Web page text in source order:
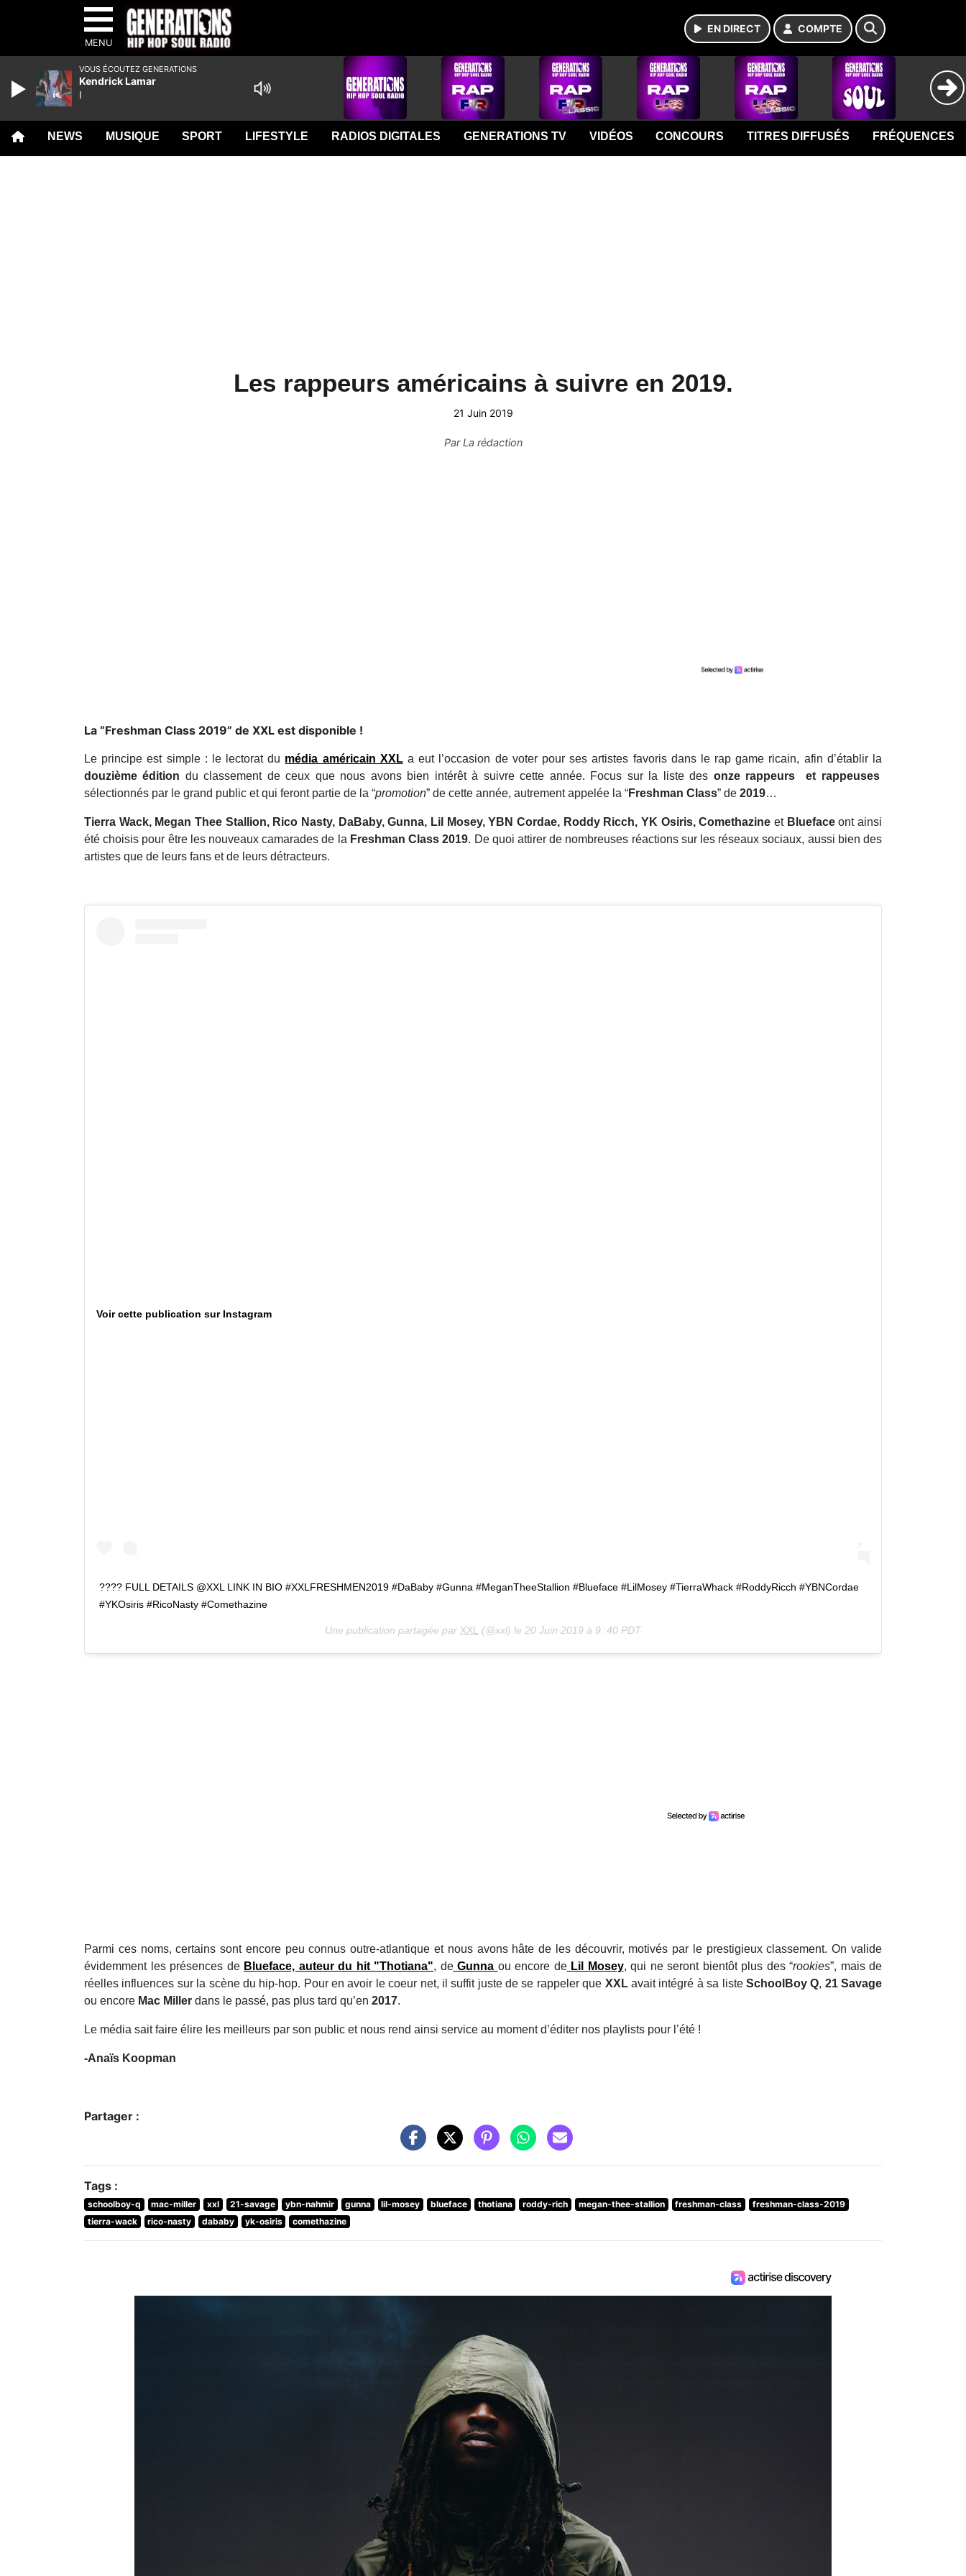
MENU
EN DIRECT COMPTE
NEWS MUSIQUE SPORT LIFESTYLE RADIOS DIGITALES GENERATIONS TV VIDÉOS CONCOURS TITRES DIFFUSÉS FRÉQUENCES
Les rappeurs américains à suivre en 2019.
21 Juin 2019
ParLa rédaction
La “Freshman Class 2019” de XXL est disponible !
Le principe est simple : le lectorat du média américain XXLa eut l’occasion de voter pour ses artistes favoris dans le rap game ricain, afin d’établir la
douzième édition du classement de ceux que nous avons bien intérêt à suivre cette année. Focus sur la liste des onze rappeurs et rappeuses
sélectionnés par le grand public et qui feront partie de la “promotion” de cette année, autrement appelée la “Freshman Class” de 2019…
Tierra Wack, Megan Thee Stallion, Rico Nasty, DaBaby, Gunna, Lil Mosey, YBN Cordae, Roddy Ricch, YK Osiris, Comethazine et Bluefaceont ainsi
été choisis pour être les nouveaux camarades de la Freshman Class 2019. De quoi attirer de nombreuses réactions sur les réseaux sociaux, aussi bien des
artistes que de leurs fans et de leurs détracteurs.
Voir cette publication sur Instagram
???? FULL DETAILS @XXL LINK IN BIO #XXLFRESHMEN2019 #DaBaby #Gunna #MeganTheeStallion #Blueface #LilMosey #TierraWhack #RoddyRicch #YBNCordae
#YKOsiris #RicoNasty #Comethazine
Une publication partagée par XXL (@xxl) le 20 Juin 2019 à 9 :40 PDT
Parmi ces noms, certains sont encore peu connus outre-atlantique et nous avons hâte de les découvrir, motivés par le prestigieux classement. On valide
évidemment les présences de Blueface, auteur du hit "Thotiana", deGunna ou encore deLil Mosey, qui ne seront bientôt plus des “rookies”, mais de
réelles influences sur la scène du hip-hop. Pour en avoir le coeur net, il suffit juste de se rappeler que XXL avait intégré à sa liste SchoolBoy Q, 21 Savage
ou encore Mac Miller dans le passé, pas plus tard qu’en 2017.
Le média sait faire élire les meilleurs par son public et nous rend ainsi service au moment d’éditer nos playlists pour l’été !
-Anaïs Koopman
Partager :
Tags :
schoolboy-q mac-miller xxl 21-savage ybn-nahmir gunna lil-mosey blueface thotiana roddy-rich megan-thee-stallion freshman-class
freshman-class-2019
tierra-wack
rico-nasty dababy yk-osiris comethazine
VOUS ÉCOUTEZ GENERATIONS
Kendrick Lamar
I